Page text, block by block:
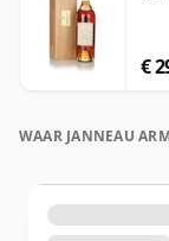
€
WAAR JANNEAU